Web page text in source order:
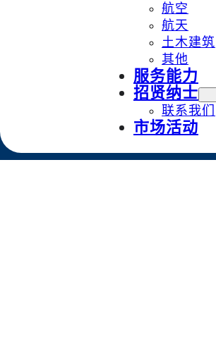
航空
航天
土木建筑
其他
服务能力
招贤纳士
联系我们
市场活动